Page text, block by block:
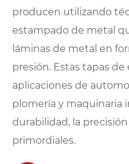
producen utilizando
estampado de metal
láminas de metal en
presión. Estas tapas
aplicaciones de
plomería y maquinaria
durabilidad, la
primordiales.